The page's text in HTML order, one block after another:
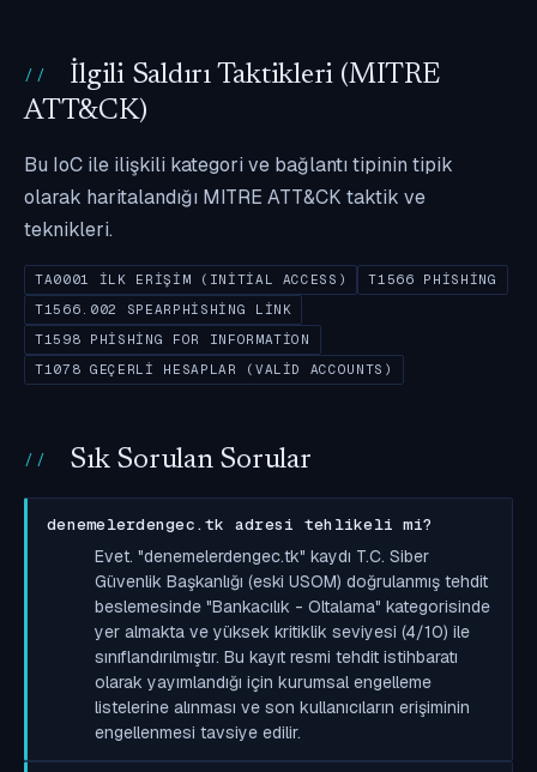
İlgili Saldırı Taktikleri (MITRE
ATT&CK)
Bu IoC ile ilişkili kategori ve bağlantı tipinin tipik
olarak haritalandığı MITRE ATT&CK taktik ve
teknikleri.
TA0001 İLK ERIŞIM (INITIAL ACCESS)
T1566 PHISHING
T1566.002 SPEARPHISHING LINK
T1598 PHISHING FOR INFORMATION
T1078 GEÇERLI HESAPLAR (VALID ACCOUNTS)
Sık Sorulan Sorular
denemelerdengec.tk adresi tehlikeli mi?
Evet. "denemelerdengec.tk" kaydı T.C. Siber
Güvenlik Başkanlığı (eski USOM) doğrulanmış tehdit
beslemesinde "Bankacılık - Oltalama" kategorisinde
yer almakta ve yüksek kritiklik seviyesi (4/10) ile
sınıflandırılmıştır. Bu kayıt resmi tehdit istihbaratı
olarak yayımlandığı için kurumsal engelleme
listelerine alınması ve son kullanıcıların erişiminin
engellenmesi tavsiye edilir.